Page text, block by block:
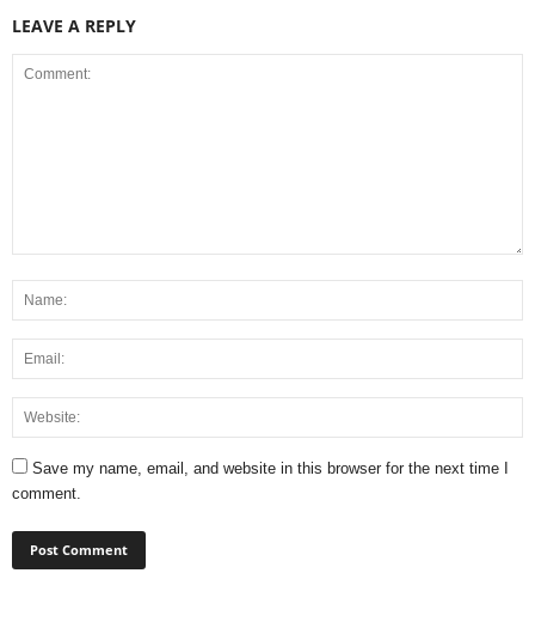
LEAVE A REPLY
Save my name, email, and website in this browser for the next time I
comment.